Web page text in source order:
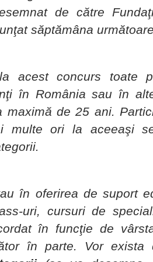
de către
săptămâna
acest concurs toate
în România sau în
maximă de 25 ani.
multe ori la aceeaşi
în oferirea de suport
uri, cursuri de
în funcţie de
în parte. Vor exista